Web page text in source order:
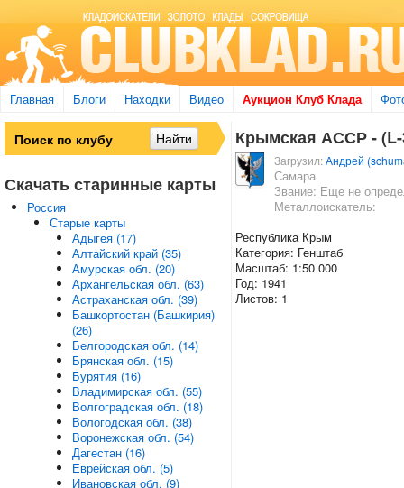
Главная Блоги Находки Видео Аукцион Клуб Клада
Крымская АССР - (L-
Загрузил:Андрей
Самара
Звание: Еще не
Металлоискатель:
Республика Крым
Категория: Генштаб
Масштаб: 1:50 000
Год: 1941
Листов: 1
Скачать старинные карты
Россия
Старые карты
Адыгея (17)
Алтайский край (35)
Амурская обл. (20)
Архангельская обл. (63)
Астраханская обл. (39)
Башкортостан (Башкирия)
(26)
Белгородская обл. (14)
Брянская обл. (15)
Бурятия (16)
Владимирская обл. (55)
Волгоградская обл. (18)
Вологодская обл. (38)
Воронежская обл. (54)
Дагестан (16)
Еврейская обл. (5)
Ивановская обл. (9)